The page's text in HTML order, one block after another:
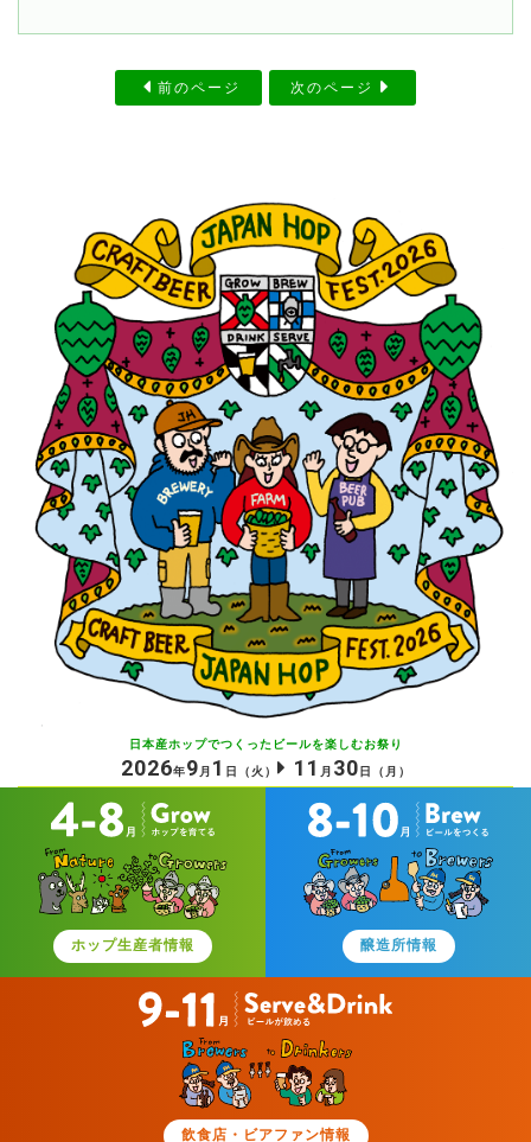
前のページ 次のページ
日本産ホップでつくったビールを楽しむお祭り
2026年9 月 1 日 （火） 11 月 30 日 （月）
ホップ生産者情報 醸造所情報
飲食店・ビアファン情報